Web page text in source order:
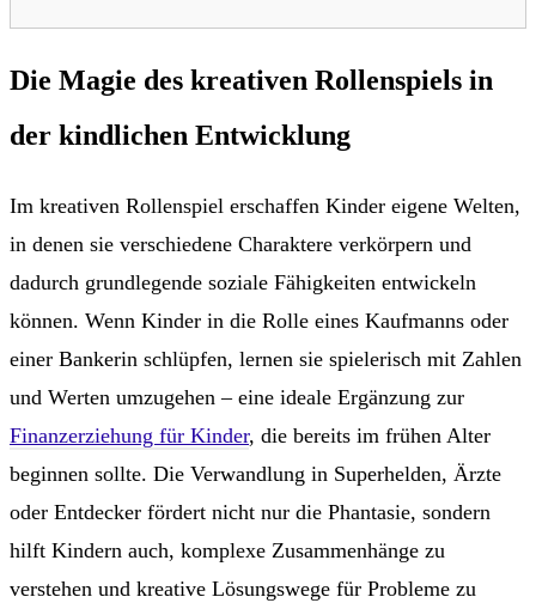
Die Magie des kreativen Rollenspiels in
der kindlichen Entwicklung
Im kreativen Rollenspiel erschaffen Kinder eigene Welten,
in denen sie verschiedene Charaktere verkörpern und
dadurch grundlegende soziale Fähigkeiten entwickeln
können. Wenn Kinder in die Rolle eines Kaufmanns oder
einer Bankerin schlüpfen, lernen sie spielerisch mit Zahlen
und Werten umzugehen – eine ideale Ergänzung zur
Finanzerziehung für Kinder, die bereits im frühen Alter
beginnen sollte. Die Verwandlung in Superhelden, Ärzte
oder Entdecker fördert nicht nur die Phantasie, sondern
hilft Kindern auch, komplexe Zusammenhänge zu
verstehen und kreative Lösungswege für Probleme zu